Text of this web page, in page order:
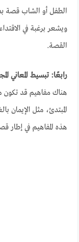
الطفل أو الشاب قصة
ويشعر برغبة في
القصة.
رابعًا: تبسيط المعاني
هناك مفاهيم قد تكون
المبتدئ، مثل الإيمان
هذه المفاهيم في